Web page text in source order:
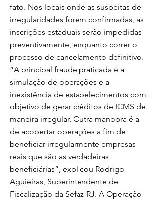
fato. Nos locais onde as suspeitas de
irregularidades forem confirmadas, as
inscrições estaduais serão impedidas
preventivamente, enquanto correr o
processo de cancelamento definitivo.
“A principal fraude praticada é a
simulação de operações e a
inexistência de estabelecimentos com
objetivo de gerar créditos de ICMS de
maneira irregular. Outra manobra é a
de acobertar operações a fim de
beneficiar irregularmente empresas
reais que são as verdadeiras
beneficiárias”, explicou Rodrigo
Aguieiras, Superintendente de
Fiscalização da Sefaz-RJ. A Operação